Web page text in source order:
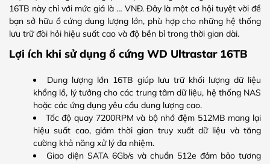
16TB này chỉ với mức giá là … VNĐ. Đây là một cơ hội tuyệt vời để
bạn sở hữu ổ cứng dung lượng lớn, phù hợp cho những hệ thống
lưu trữ đòi hỏi hiệu suất cao và độ bền bỉ trong thời gian dài.
Lợi ích khi sử dụng ổ cứng WD Ultrastar 16TB
Dung lượng lớn 16TB giúp lưu trữ khối lượng dữ liệu
khổng lồ, lý tưởng cho các trung tâm dữ liệu, hệ thống NAS
hoặc các ứng dụng yêu cầu dung lượng cao.
Tốc độ quay 7200RPM và bộ nhớ đệm 512MB mang lại
hiệu suất cao, giảm thời gian truy xuất dữ liệu và tăng
cường khả năng xử lý đa nhiệm.
Giao diện SATA 6Gb/s và chuẩn 512e đảm bảo tương